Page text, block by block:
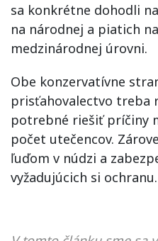
sa konkrétne dohodli
na národnej a piatich
medzinárodnej úrovni.
Obe konzervatívne
prisťahovalectvo treba
potrebné riešiť príčiny
počet utečencov.
ľuďom v núdzi a
vyžadujúcich si ochranu.